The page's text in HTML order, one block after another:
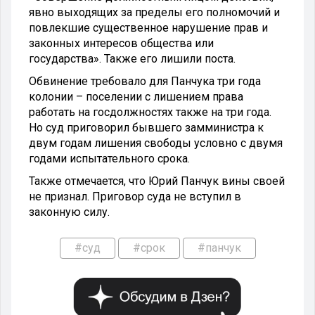
явно выходящих за пределы его полномочий и
повлекшие существенное нарушение прав и
законных интересов общества или
государства». Также его лишили поста.
Обвинение требовало для Панчука три года
колонии – поселении с лишением права
работать на госдолжностях также на три года.
Но суд приговорил бывшего замминистра к
двум годам лишения свободы условно с двумя
годами испытательного срока.
Также отмечается, что Юрий Панчук вины своей
не признал. Приговор суда не вступил в
законную силу.
#суд #срок #панчук